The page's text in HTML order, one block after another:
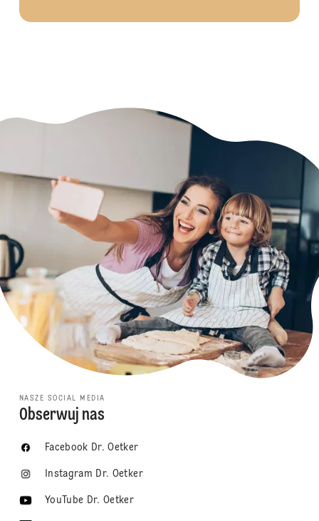
NASZE SOCIAL MEDIA
Obserwuj nas
Facebook Dr. Oetker
Instagram Dr. Oetker
YouTube Dr. Oetker